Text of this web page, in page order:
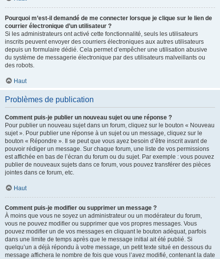
Pourquoi m’est-il demandé de me connecter lorsque je clique sur le lien de
courrier électronique d’un utilisateur ?
Si les administrateurs ont activé cette fonctionnalité, seuls les utilisateurs
inscrits peuvent envoyer des courriers électroniques aux autres utilisateurs
depuis un formulaire dédié. Cela permet d’empêcher une utilisation abusive
du système de messagerie électronique par des utilisateurs malveillants ou
des robots.
Haut
Problèmes de publication
Comment puis-je publier un nouveau sujet ou une réponse ?
Pour publier un nouveau sujet dans un forum, cliquez sur le bouton « Nouveau
sujet ». Pour publier une réponse à un sujet ou un message, cliquez sur le
bouton « Répondre ». Il se peut que vous ayez besoin d’être inscrit avant de
pouvoir rédiger un message. Sur chaque forum, une liste de vos permissions
est affichée en bas de l’écran du forum ou du sujet. Par exemple : vous pouvez
publier de nouveaux sujets dans ce forum, vous pouvez transférer des pièces
jointes dans ce forum, etc.
Haut
Comment puis-je modifier ou supprimer un message ?
À moins que vous ne soyez un administrateur ou un modérateur du forum,
vous ne pouvez modifier ou supprimer que vos propres messages. Vous
pouvez modifier un de vos messages en cliquant le bouton adéquat, parfois
dans une limite de temps après que le message initial ait été publié. Si
quelqu’un a déjà répondu à votre message, un petit texte situé en dessous du
message affichera le nombre de fois que vous l’avez modifié, contenant la date